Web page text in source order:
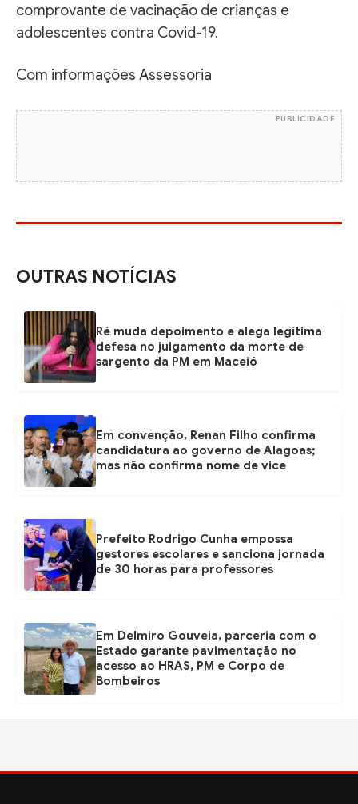
comprovante de vacinação de crianças e
adolescentes contra Covid-19.
Com informações Assessoria
PUBLICIDADE
OUTRAS NOTÍCIAS
Ré muda depoimento e alega legítima
defesa no julgamento da morte de
sargento da PM em Maceió
Em convenção, Renan Filho confirma
candidatura ao governo de Alagoas;
mas não confirma nome de vice
Prefeito Rodrigo Cunha empossa
gestores escolares e sanciona jornada
de 30 horas para professores
Em Delmiro Gouveia, parceria com o
Estado garante pavimentação no
acesso ao HRAS, PM e Corpo de
Bombeiros